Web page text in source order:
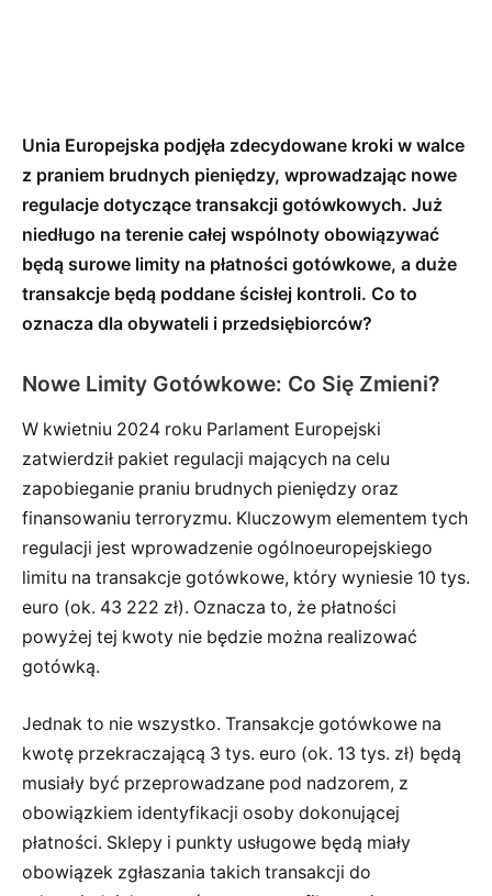
Unia Europejska podjęła zdecydowane kroki w walce
z praniem brudnych pieniędzy, wprowadzając nowe
regulacje dotyczące transakcji gotówkowych. Już
niedługo na terenie całej wspólnoty obowiązywać
będą surowe limity na płatności gotówkowe, a duże
transakcje będą poddane ścisłej kontroli. Co to
oznacza dla obywateli i przedsiębiorców?
Nowe Limity Gotówkowe: Co Się Zmieni?
W kwietniu 2024 roku Parlament Europejski
zatwierdził pakiet regulacji mających na celu
zapobieganie praniu brudnych pieniędzy oraz
finansowaniu terroryzmu. Kluczowym elementem tych
regulacji jest wprowadzenie ogólnoeuropejskiego
limitu na transakcje gotówkowe, który wyniesie 10 tys.
euro (ok. 43 222 zł). Oznacza to, że płatności
powyżej tej kwoty nie będzie można realizować
gotówką.
Jednak to nie wszystko. Transakcje gotówkowe na
kwotę przekraczającą 3 tys. euro (ok. 13 tys. zł) będą
musiały być przeprowadzane pod nadzorem, z
obowiązkiem identyfikacji osoby dokonującej
płatności. Sklepy i punkty usługowe będą miały
obowiązek zgłaszania takich transakcji do